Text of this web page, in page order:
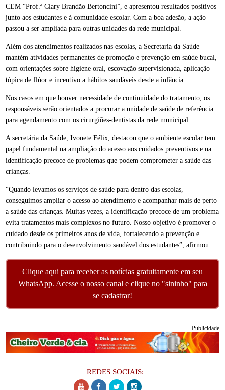
CEM “Prof.ª Clary Brandão Bertoncini”, e apresentou resultados positivos
junto aos estudantes e à comunidade escolar. Com a boa adesão, a ação
passou a ser ampliada para outras unidades da rede municipal.
Além dos atendimentos realizados nas escolas, a Secretaria da Saúde
mantém atividades permanentes de promoção e prevenção em saúde bucal,
com orientações sobre higiene oral, escovação supervisionada, aplicação
tópica de flúor e incentivo a hábitos saudáveis desde a infância.
Nos casos em que houver necessidade de continuidade do tratamento, os
responsáveis serão orientados a procurar a unidade de saúde de referência
para agendamento com os cirurgiões-dentistas da rede municipal.
A secretária da Saúde, Ivonete Félix, destacou que o ambiente escolar tem
papel fundamental na ampliação do acesso aos cuidados preventivos e na
identificação precoce de problemas que podem comprometer a saúde das
crianças.
“Quando levamos os serviços de saúde para dentro das escolas,
conseguimos ampliar o acesso ao atendimento e acompanhar mais de perto
a saúde das crianças. Muitas vezes, a identificação precoce de um problema
evita tratamentos mais complexos no futuro. Nosso objetivo é promover o
cuidado desde os primeiros anos de vida, fortalecendo a prevenção e
contribuindo para o desenvolvimento saudável dos estudantes”, afirmou.
Clique aqui para receber as notícias gratuitamente em seu
WhatsApp. Acesse o nosso canal e clique no "sininho" para
se cadastrar!
Publicidade
REDES SOCIAIS: